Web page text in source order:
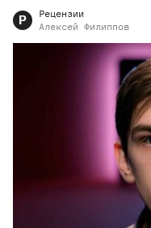
Р
Рецензии
Алексей
Филиппов